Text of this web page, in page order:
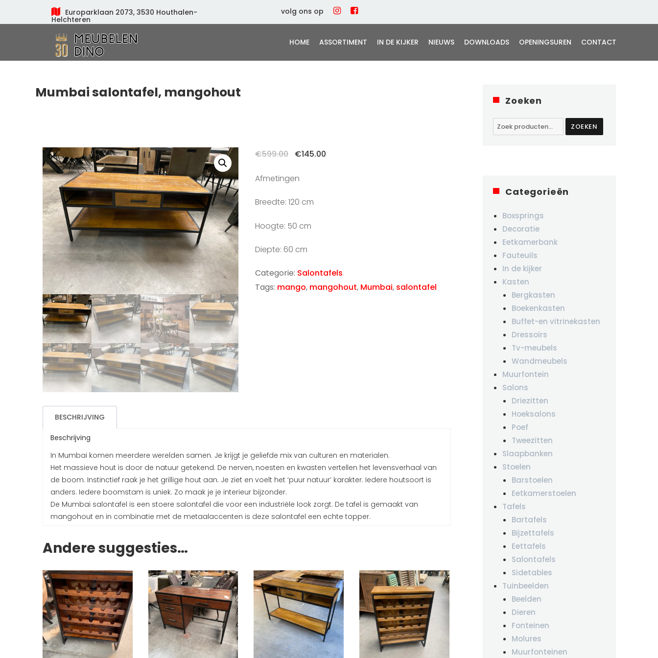
Europarklaan 2073, 3530 Houthalen-
Helchteren
volg ons op
HOME ASSORTIMENT IN DE KIJKER NIEUWS DOWNLOADS OPENINGSUREN CONTACT
Mumbai salontafel, mangohout
€599.00
Oorspronkelijke
was:
€145.00
Afmetingen
Breedte: 120 cm
Hoogte: 50 cm
Diepte: 60 cm
Categorie: Salontafels
Tags: mango, mangohout, Mumbai, salontafel
BESCHRIJVING
Beschrijving
In Mumbai komen meerdere werelden samen. Je krijgt je geliefde mix van culturen en materialen.
Het massieve hout is door de natuur getekend. De nerven, noesten en kwasten vertellen het levensverhaal van
de boom. Instinctief raak je het grillige hout aan. Je ziet en voelt het ‘puur natuur’ karakter. Iedere houtsoort is
anders. Iedere boomstam is uniek. Zo maak je je interieur bijzonder.
De Mumbai salontafel is een stoere salontafel die voor een industriële look zorgt. De tafel is gemaakt van
mangohout en in combinatie met de metaalaccenten is deze salontafel een echte topper.
Andere suggesties…
Zoeken
Zoeken
naar:
ZOEKEN
Categorieën
Boxsprings
Decoratie
Eetkamerbank
Fauteuils
In de kijker
Kasten
Bergkasten
Boekenkasten
Buffet-en vitrinekasten
Dressoirs
Tv-meubels
Wandmeubels
Muurfontein
Salons
Driezitten
Hoeksalons
Poef
Tweezitten
Slaapbanken
Stoelen
Barstoelen
Eetkamerstoelen
Tafels
Bartafels
Bijzettafels
Eettafels
Salontafels
Sidetables
Tuinbeelden
Beelden
Dieren
Fonteinen
Molures
Muurfonteinen